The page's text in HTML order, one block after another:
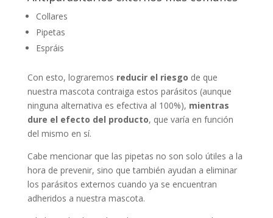
Collares
Pipetas
Espráis
Con esto, lograremos reducir el riesgo de que
nuestra mascota contraiga estos parásitos (aunque
ninguna alternativa es efectiva al 100%), mientras
dure el efecto del producto, que varía en función
del mismo en sí.
Cabe mencionar que las pipetas no son solo útiles a la
hora de prevenir, sino que también ayudan a eliminar
los parásitos externos cuando ya se encuentran
adheridos a nuestra mascota.